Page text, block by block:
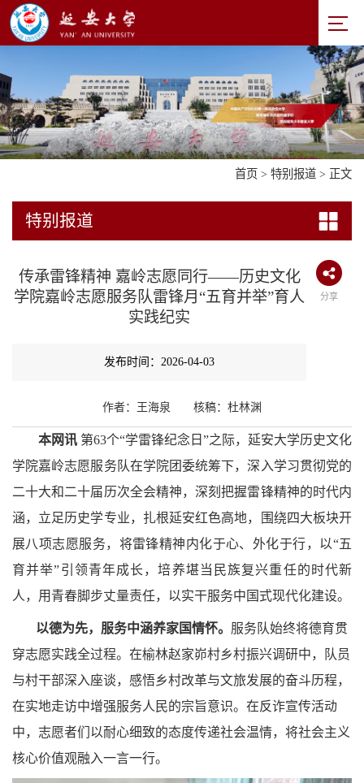
首页 > 特别报道 > 正文
特别报道
传承雷锋精神 嘉岭志愿同行——历史文化
学院嘉岭志愿服务队雷锋月“五育并举”育人
实践纪实
分享
发布时间：2026-04-03
作者：王海泉 核稿： 杜林渊
本网讯 第63个“学雷锋纪念日”之际，延安大学历史文化
学院嘉岭志愿服务队在学院团委统筹下，深入学习贯彻党的
二十大和二十届历次全会精神，深刻把握雷锋精神的时代内
涵，立足历史学专业，扎根延安红色高地，围绕四大板块开
展八项志愿服务，将雷锋精神内化于心、外化于行，以“五
育并举”引领青年成长，培养堪当民族复兴重任的时代新
人，用青春脚步丈量责任，以实干服务中国式现代化建设。
以德为先，服务中涵养家国情怀。 服务队始终将德育贯
穿志愿实践全过程。在榆林赵家峁村乡村振兴调研中，队员
与村干部深入座谈，感悟乡村改革与文旅发展的奋斗历程，
在实地走访中增强服务人民的宗旨意识。在反诈宣传活动
中，志愿者们以耐心细致的态度传递社会温情，将社会主义
核心价值观融入一言一行。